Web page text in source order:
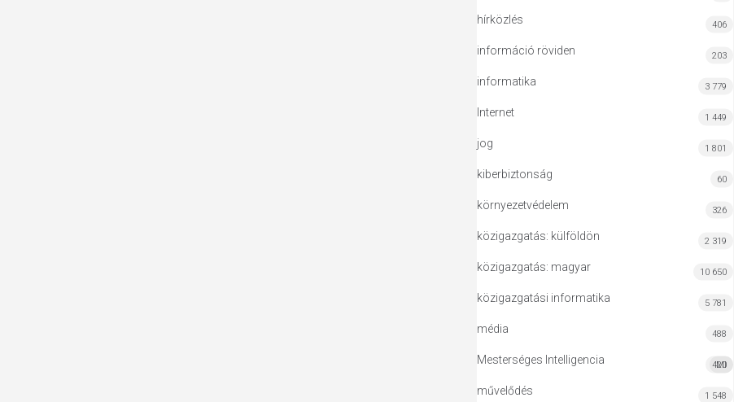
hírközlés 406
információ röviden 203
informatika 3 779
Internet 1 449
jog 1 801
kiberbiztonság 60
környezetvédelem 326
közigazgatás: külföldön 2 319
közigazgatás: magyar 10 650
közigazgatási informatika 5 781
média 488
Mesterséges Intelligencia MI
420
művelődés 1 548